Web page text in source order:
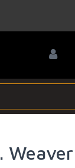
Weaver